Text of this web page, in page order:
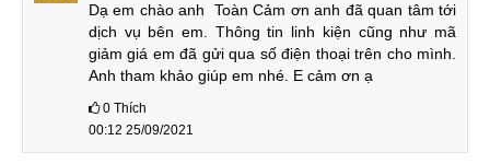
Dạ em chào anh  Toàn Cảm ơn anh đã quan tâm tới
dịch vụ bên em. Thông tin linh kiện cũng như mã
giảm giá em đã gửi qua số điện thoại trên cho mình.
Anh tham khảo giúp em nhé. E cảm ơn ạ
0 Thích
00:12 25/09/2021